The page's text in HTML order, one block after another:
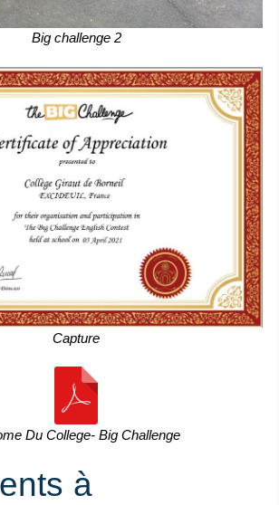
Big challenge 2
Capture
Du College- Big Challenge
à